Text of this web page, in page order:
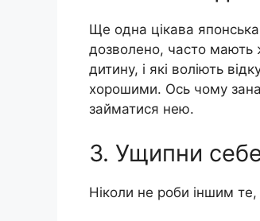
Ще одна цікава
дозволено, часто мають
дитину, і які воліють
хорошими. Ось чому
займатися нею.
3. Ущипни
Ніколи не роби іншим